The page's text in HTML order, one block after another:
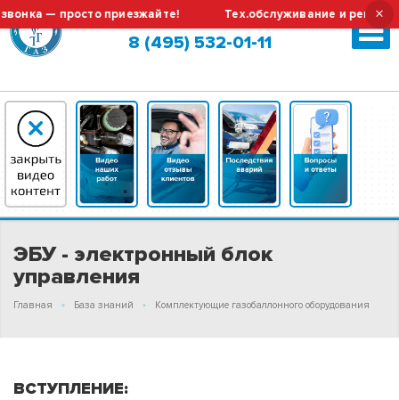
— просто приезжайте! Тех.обслуживание и ремонт
×
Москва (сменить город?)
8 (495) 532-01-11
ЭБУ - электронный блок
управления
Главная База знаний Комплектующие газобаллонного оборудования
ВСТУПЛЕНИЕ: